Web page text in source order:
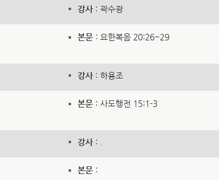
강사 : 곽수광
본문 : 요한복음 20:26~29
강사 : 하용조
본문 : 사도행전 15:1-3
강사 : .
본문 :